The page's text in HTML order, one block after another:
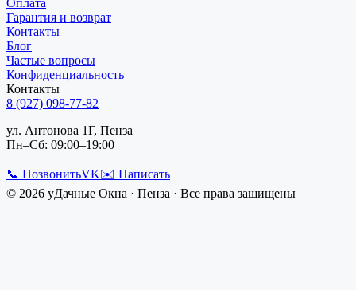
Гарантия и возврат
Контакты
Блог
Частые вопросы
Конфиденциальность
Контакты
8 (927) 098-77-82
ул. Антонова 1Г, Пенза
Пн–Сб: 09:00–19:00
📞 ПозвонитьVK✉️ Написать
© 2026 уДачные Окна · Пенза · Все права защищены